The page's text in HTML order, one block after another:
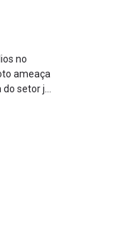
Águas
dos
no
ameaça
do setor já